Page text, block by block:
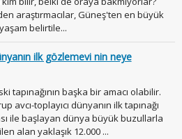
araştırmacılar, Güneş'ten en büyük
belirtile...
ilk gözlemevi nin neye
tapınağının başka bir amacı olabilir.
avcı-toplayıcı dünyanın ilk tapınağı
ile başlayan dünya büyük buzullarla
alan yaklaşık 12.000 ...